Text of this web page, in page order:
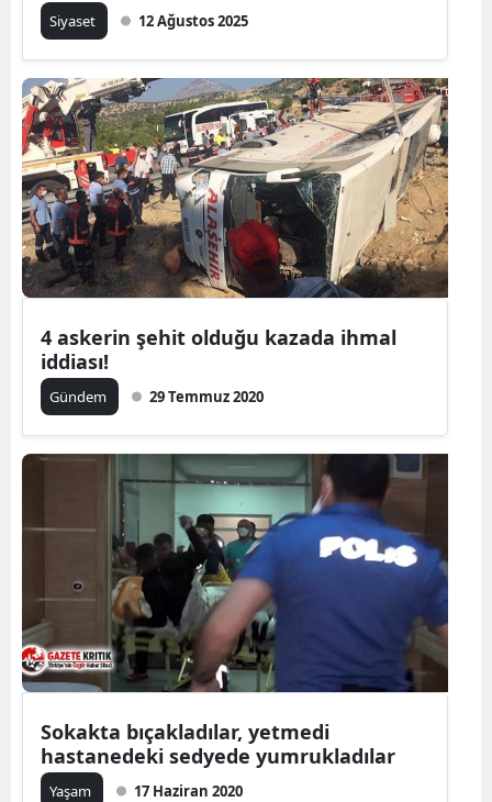
Siyaset 12 Ağustos 2025
4 askerin şehit olduğu kazada ihmal
iddiası!
Gündem 29 Temmuz 2020
Sokakta bıçakladılar, yetmedi
hastanedeki sedyede yumrukladılar
Yaşam 17 Haziran 2020